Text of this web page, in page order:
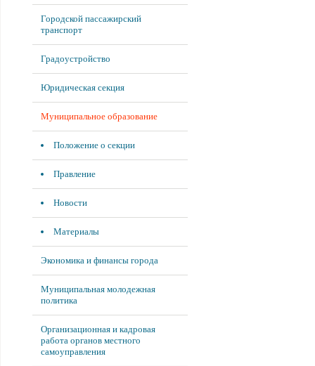
Городской пассажирский
транспорт
Градоустройство
Юридическая секция
Муниципальное образование
Положение о секции
Правление
Новости
Материалы
Экономика и финансы города
Муниципальная молодежная
политика
Организационная и кадровая
работа органов местного
самоуправления